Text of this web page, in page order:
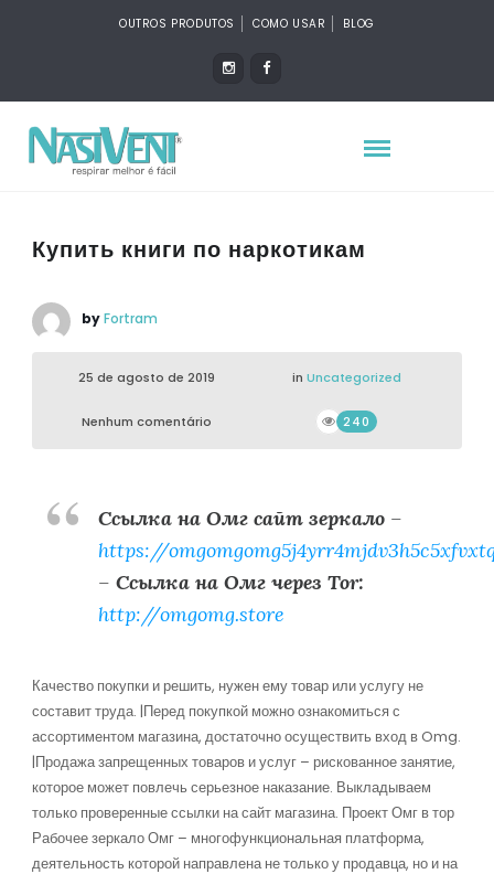
OUTROS PRODUTOS COMO USAR BLOG
Купить книги по наркотикам
byFortram
25 de agosto de 2019 in Uncategorized
Nenhum comentário 240
Ссылка на Омг сайт зеркало–
https://
– Ссылка на Омг через Tor:
http://omgomg.store
Качество покупки и решить, нужен ему товар или услугу не
составит труда. |Перед покупкой можно ознакомиться с
ассортиментом магазина, достаточно осуществить вход в Omg.
|Продажа запрещенных товаров и услуг – рискованное занятие,
которое может повлечь серьезное наказание. Выкладываем
только проверенные ссылки на сайт магазина. Проект Омг в тор
Рабочее зеркало Омг – многофункциональная платформа,
деятельность которой направлена не только у продавца, но и на